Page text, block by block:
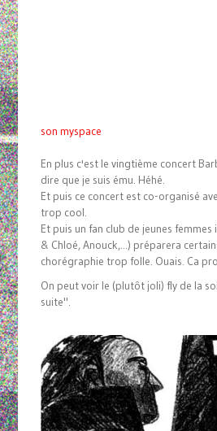
son myspace
En plus c'est le vingtième concert
dire que je suis ému. Héhé.
Et puis ce concert est co-organisé
trop cool.
Et puis un fan club de jeunes femmes
& Chloé, Anouck,...) préparera
chorégraphie trop folle. Ouais. Ca
On peut voir le (plutôt joli) fly de la
suite".